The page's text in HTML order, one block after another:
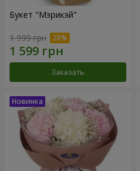
Букет "Мэрикэй"
1 999 грн
Заказать